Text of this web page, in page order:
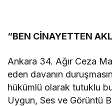
“BEN CİNAYETTEN
Ankara 34. Ağır Ceza
eden davanın
hükümlü olarak tutuklu
Uygun, Ses ve Görüntü